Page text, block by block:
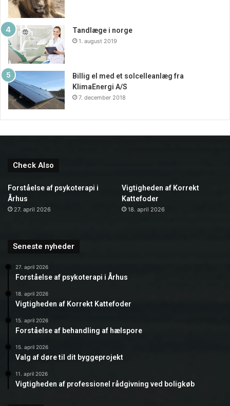
Tandlæge i norge
1. august 2019
Billig el med et solcelleanlæg fra
KlimaEnergi A/S
7. december 2018
Check Also
Forståelse af psykoterapi i
Århus
27. april 2026
Vigtigheden af Korrekt
Kattefoder
18. april 2026
Seneste nyheder
27. april 2026
Forståelse af psykoterapi i Århus
18. april 2026
Vigtigheden af Korrekt Kattefoder
15. april 2026
Forståelse af behandling af hælspore
15. april 2026
Valg af døre til dit byggeprojekt
11. april 2026
Vigtigheden af professionel rådgivning ved boligkøb